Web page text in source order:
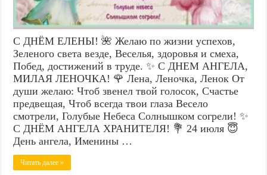
С ДНЁМ ЕЛЕНЫ! 🌺 Желаю по жизни успехов,
Зеленого света везде, Веселья, здоровья и смеха,
Побед, достижений в труде. ✨ С ДНЕМ АНГЕЛА,
МИЛАЯ ЛЕНОЧКА! 🌹 Лена, Леночка, Ленок От
души желаю: Чтоб звенел твой голосок, Счастье
предвещая, Чтоб всегда твои глаза Весело
смотрели, Голубые Небеса Солнышком согрели! ✨
С ДНЁМ АНГЕЛА ХРАНИТЕЛЯ! 💐 24 июля 😇
День ангела, Именины …
Читать далее »